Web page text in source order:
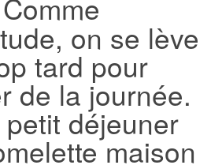
on se lève
tard pour
de la journée.
déjeuner
maison